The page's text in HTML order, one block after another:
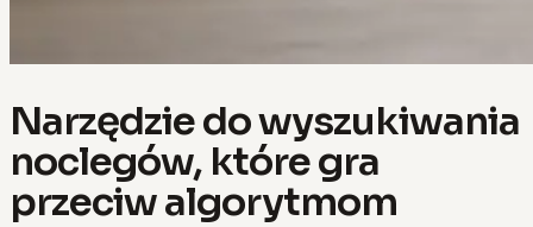
Narzędzie do wyszukiwania
noclegów, które gra
przeciw algorytmom